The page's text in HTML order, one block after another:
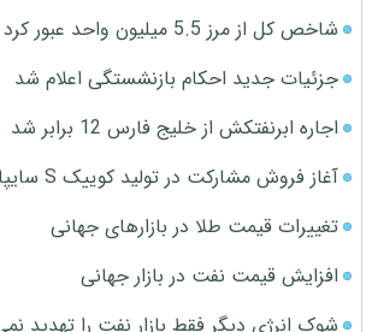
شاخص کل از مرز 5.5 میلیون واحد عبور کرد
جزئیات جدید احکام بازنشستگی اعلام شد
اجاره ابرنفتکش از خلیج فارس 12 برابر شد
آغاز فروش مشارکت در تولید کوییک S سایپا از امروز
تغییرات قیمت طلا در بازارهای جهانی
افزایش قیمت نفت در بازار جهانی
شوک انرژی دیگر فقط بازار نفت را تهدید